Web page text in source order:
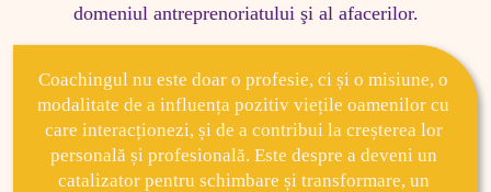
domeniul antreprenoriatului şi al afacerilor.
Coachingul nu este doar o profesie, ci și o misiune, o
modalitate de a influența pozitiv viețile oamenilor cu
care interacționezi, și de a contribui la creșterea lor
personală și profesională. Este despre a deveni un
catalizator pentru schimbare și transformare, un